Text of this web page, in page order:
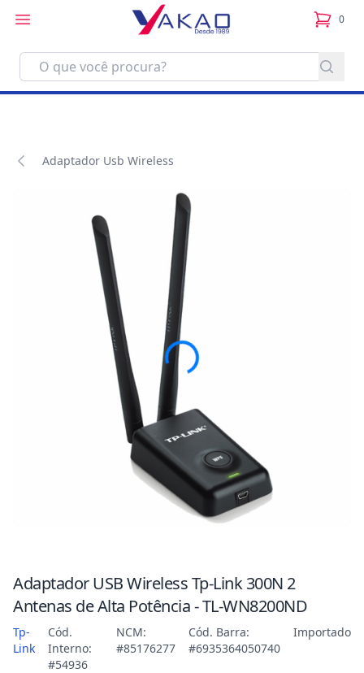
0
itens
Adaptador Usb Wireless
Adaptador USB Wireless Tp-Link 300N 2
Antenas de Alta Potência - TL-WN8200ND
Tp-
Link
Cód.
Interno:
#54936
NCM:
#85176277
Cód. Barra:
#6935364050740
Importado